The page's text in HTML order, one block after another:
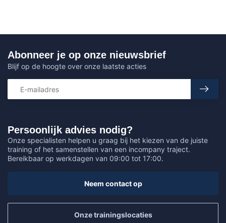
Persoonlijk advies nodig?
Onze specialisten helpen u graag bij het kiezen van de juiste
training of het samenstellen van een incompany traject.
Bereikbaar op werkdagen van 09:00 tot 17:00.
Neem contact op
Onze trainingslocaties
Abonneer je op onze nieuwsbrief
Blijf op de hoogte over onze laatste acties